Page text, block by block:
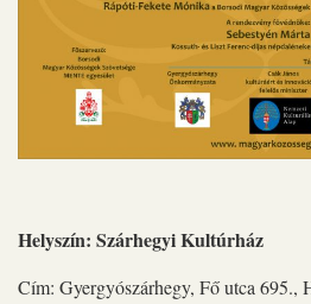
Helyszín: Szárhegyi Kultúrház
Cím: Gyergyószárhegy, Fő utca 695.,